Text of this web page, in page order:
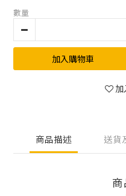
數量
加入購物車
商品描述 送貨